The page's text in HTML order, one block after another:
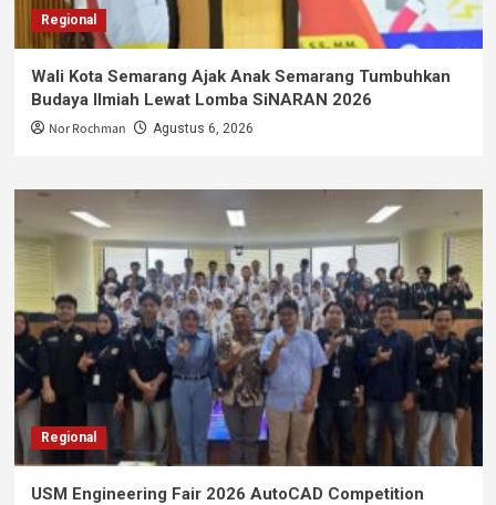
Regional
Wali Kota Semarang Ajak Anak Semarang Tumbuhkan
Budaya Ilmiah Lewat Lomba SiNARAN 2026
Nor Rochman Agustus 6, 2026
Regional
USM Engineering Fair 2026 AutoCAD Competition